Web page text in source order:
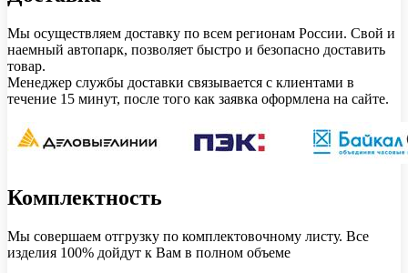
Мы осуществляем доставку по всем регионам России. Свой и
наемный автопарк, позволяет быстро и безопасно доставить
товар.
Менеджер службы доставки связывается с клиентами в
течение 15 минут, после того как заявка оформлена на сайте.
Комплектность
Мы совершаем отгрузку по комплектовочному листу. Все
изделия 100% дойдут к Вам в полном объеме